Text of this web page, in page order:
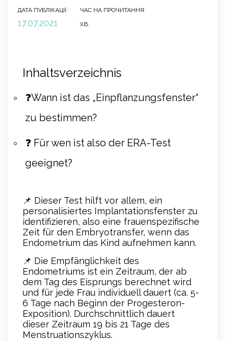
ДАТА ПУБЛІКАЦІЇ:
17.07.2021
ЧАС НА ПРОЧИТАННЯ:
ХВ.
Inhaltsverzeichnis
❓Wann ist das „Einpflanzungsfenster“
zu bestimmen?
❓ Für wen ist also der ERA-Test
geeignet?
📌 Dieser Test hilft vor allem, ein
personalisiertes Implantationsfenster zu
identifizieren, also eine frauenspezifische
Zeit für den Embryotransfer, wenn das
Endometrium das Kind aufnehmen kann.
📌 Die Empfänglichkeit des
Endometriums ist ein Zeitraum, der ab
dem Tag des Eisprungs berechnet wird
und für jede Frau individuell dauert (ca. 5-
6 Tage nach Beginn der Progesteron-
Exposition). Durchschnittlich dauert
dieser Zeitraum 19 bis 21 Tage des
Menstruationszyklus.